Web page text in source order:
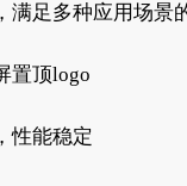
满足多种应用场景
置顶logo
性能稳定